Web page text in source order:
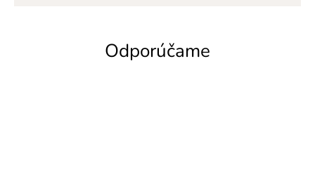
Odporúčame